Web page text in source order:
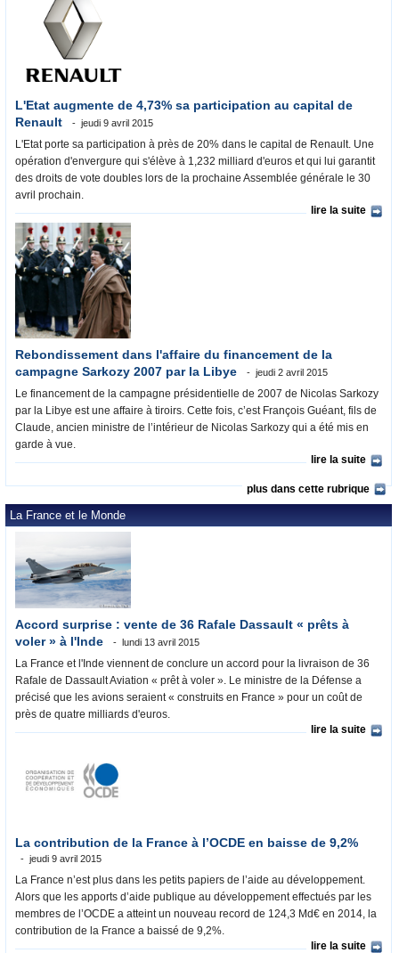
L'Etat augmente de 4,73% sa participation au capital de
Renault
jeudi 9 avril 2015
L'Etat porte sa participation à près de 20% dans le capital de Renault. Une
opération d'envergure qui s'élève à 1,232 milliard d'euros et qui lui garantit
des droits de vote doubles lors de la prochaine Assemblée générale le 30
avril prochain.
lire la suite
Rebondissement dans l'affaire du financement de la
campagne Sarkozy 2007 par la Libye
jeudi 2 avril 2015
Le financement de la campagne présidentielle de 2007 de Nicolas Sarkozy
par la Libye est une affaire à tiroirs. Cette fois, c’est François Guéant, fils de
Claude, ancien ministre de l’intérieur de Nicolas Sarkozy qui a été mis en
garde à vue.
lire la suite
plus dans cette rubrique
La France et le Monde
Accord surprise : vente de 36 Rafale Dassault « prêts à
voler » à l'Inde
lundi 13 avril 2015
La France et l'Inde viennent de conclure un accord pour la livraison de 36
Rafale de Dassault Aviation « prêt à voler ». Le ministre de la Défense a
précisé que les avions seraient « construits en France » pour un coût de
près de quatre milliards d'euros.
lire la suite
La contribution de la France à l’OCDE en baisse de 9,2%
jeudi 9 avril 2015
La France n’est plus dans les petits papiers de l’aide au développement.
Alors que les apports d’aide publique au développement effectués par les
membres de l’OCDE a atteint un nouveau record de 124,3 Md€ en 2014, la
contribution de la France a baissé de 9,2%.
lire la suite